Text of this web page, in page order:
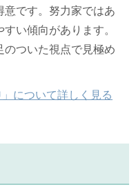
です。努力家ではあ
い傾向があります。
ついた視点で見極め
」について詳しく見る